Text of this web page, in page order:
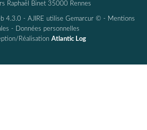
Raphaël Binet 35000 Rennes
4.3.0 - AJIRE utilise Gemarcur © - Mentions
- Données personnelles
Réalisation Atlantic Log